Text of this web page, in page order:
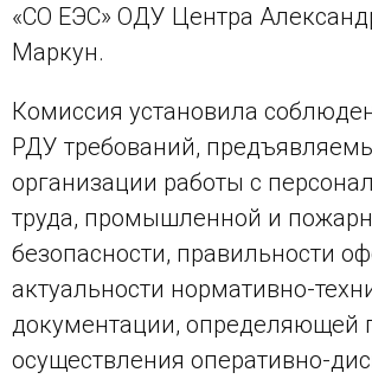
«СО ЕЭС» ОДУ Центра
Маркун.
Комиссия установила
РДУ требований,
организации работы с
труда, промышленной и
безопасности, правильности
актуальности нормативно-
документации, определяющей
осуществления оперативно-